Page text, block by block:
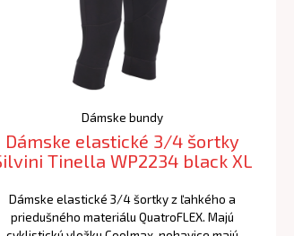
Dámske bundy
Dámske elastické 3/4 šortky
Tinella WP2234 black XL
Dámske elastické 3/4 šortky z ľahkého a
priedušného materiálu QuatroFLEX. Majú